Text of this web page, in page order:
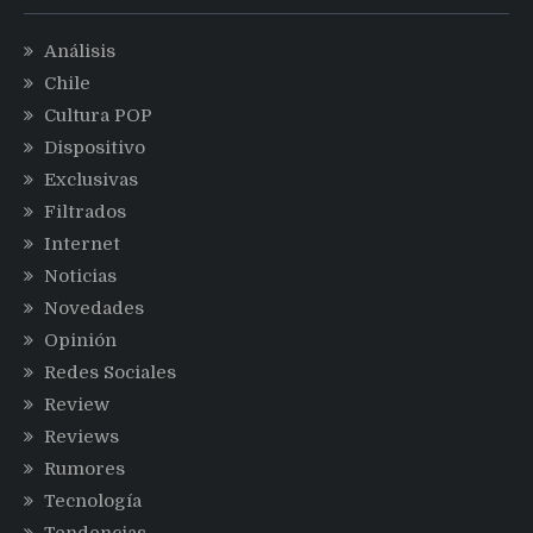
Análisis
Chile
Cultura POP
Dispositivo
Exclusivas
Filtrados
Internet
Noticias
Novedades
Opinión
Redes Sociales
Review
Reviews
Rumores
Tecnología